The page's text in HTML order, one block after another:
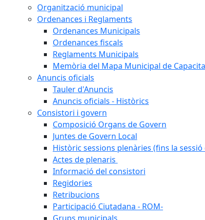
Organització municipal
Ordenances i Reglaments
Ordenances Municipals
Ordenances fiscals
Reglaments Municipals
Memòria del Mapa Municipal de
Anuncis oficials
Tauler d'Anuncis
Anuncis oficials - Històrics
Consistori i govern
Composició Organs de Govern
Juntes de Govern Local
Històric sessions plenàries (fins la sessió
Actes de plenaris
Informació del consistori
Regidories
Retribucions
Participació Ciutadana - ROM-